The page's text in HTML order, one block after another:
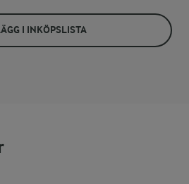
I INKÖPSLISTA